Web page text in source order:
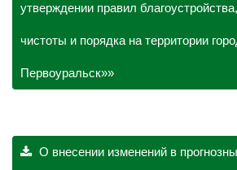
утверждении правил
чистоты и порядка на территории
Первоуральск»»
О внесении изменений в